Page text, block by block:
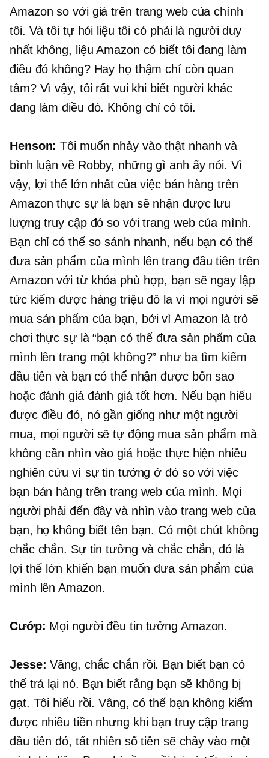
Amazon so với giá trên trang web của chính
tôi. Và tôi tự hỏi liệu tôi có phải là người duy
nhất không, liệu Amazon có biết tôi đang làm
điều đó không? Hay họ thậm chí còn quan
tâm? Vì vậy, tôi rất vui khi biết người khác
đang làm điều đó. Không chỉ có tôi.
Henson: Tôi muốn nhảy vào thật nhanh và
bình luận về Robby, những gì anh ấy nói. Vì
vậy, lợi thế lớn nhất của việc bán hàng trên
Amazon thực sự là bạn sẽ nhận được lưu
lượng truy cập đó so với trang web của mình.
Bạn chỉ có thể so sánh nhanh, nếu bạn có thể
đưa sản phẩm của mình lên trang đầu tiên trên
Amazon với từ khóa phù hợp, bạn sẽ ngay lập
tức kiếm được hàng triệu đô la vì mọi người sẽ
mua sản phẩm của bạn, bởi vì Amazon là trò
chơi thực sự là “bạn có thể đưa sản phẩm của
mình lên trang một không?” như ba tìm kiếm
đầu tiên và bạn có thể nhận được bốn sao
hoặc đánh giá đánh giá tốt hơn. Nếu bạn hiểu
được điều đó, nó gần giống như một người
mua, mọi người sẽ tự động mua sản phẩm mà
không cần nhìn vào giá hoặc thực hiện nhiều
nghiên cứu vì sự tin tưởng ở đó so với việc
bạn bán hàng trên trang web của mình. Mọi
người phải đến đây và nhìn vào trang web của
bạn, họ không biết tên bạn. Có một chút không
chắc chắn. Sự tin tưởng và chắc chắn, đó là
lợi thế lớn khiến bạn muốn đưa sản phẩm của
mình lên Amazon.
Cướp: Mọi người đều tin tưởng Amazon.
Jesse: Vâng, chắc chắn rồi. Bạn biết bạn có
thể trả lại nó. Bạn biết rằng bạn sẽ không bị
gạt. Tôi hiểu rồi. Vâng, có thể bạn không kiếm
được nhiều tiền nhưng khi bạn truy cập trang
đầu tiên đó, tất nhiên số tiền sẽ chảy vào một